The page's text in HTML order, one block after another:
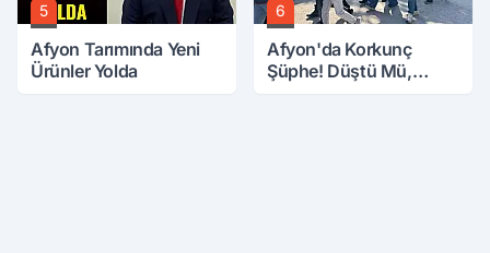
5
Afyon Tarımında Yeni
Ürünler Yolda
6
Afyon'da Korkunç
Şüphe! Düştü Mü,